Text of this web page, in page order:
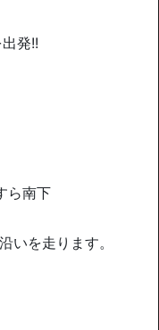
発!!
ら南下
いを走ります。